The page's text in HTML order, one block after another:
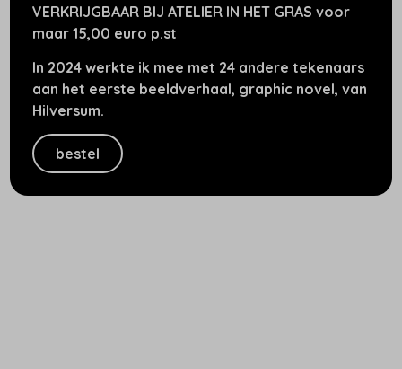
VERKRIJGBAAR BIJ ATELIER IN HET GRAS voor
maar 15,00 euro p.st
In 2024 werkte ik mee met 24 andere tekenaars
aan het eerste beeldverhaal, graphic novel, van
Hilversum.
bestel